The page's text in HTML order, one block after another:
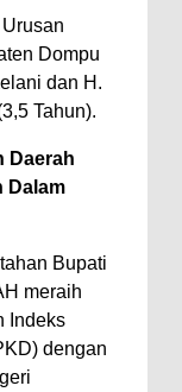
Dorong
BSPS
dan
Disiplin ASN
Rakornas
Dompu
dan H.
Tahun).
Daerah
Dalam
Bupati
meraih
Indeks
dengan